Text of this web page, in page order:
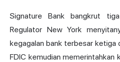
Signature Bank bangkrut
Regulator New York
kegagalan bank terbesar ketiga
FDIC kemudian